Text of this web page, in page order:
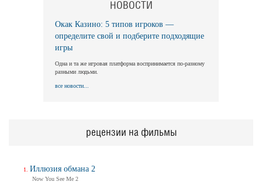
Длинная ночь, короткое утро
Трейлер (на русском)
НОВОСТИ
Окак Казино: 5 типов игроков —
определите свой и подберите подходящие
игры
Одна и та же игровая платформа воспринимается по-разному
разными людьми.
все новости...
рецензии на фильмы
Иллюзия обмана 2
Now You See Me 2